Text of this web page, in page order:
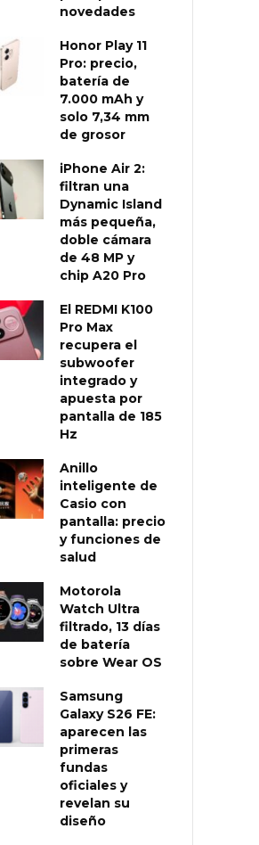
novedades
Honor Play 11
Pro: precio,
batería de
7.000 mAh y
solo 7,34 mm
de grosor
iPhone Air 2:
filtran una
Dynamic Island
más pequeña,
doble cámara
de 48 MP y
chip A20 Pro
El REDMI K100
Pro Max
recupera el
subwoofer
integrado y
apuesta por
pantalla de 185
Hz
Anillo
inteligente de
Casio con
pantalla: precio
y funciones de
salud
Motorola
Watch Ultra
filtrado, 13 días
de batería
sobre Wear OS
Samsung
Galaxy S26 FE:
aparecen las
primeras
fundas
oficiales y
revelan su
diseño